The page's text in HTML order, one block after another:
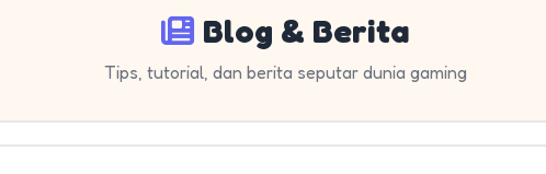
Blog & Berita
Tips, tutorial, dan berita seputar dunia gaming